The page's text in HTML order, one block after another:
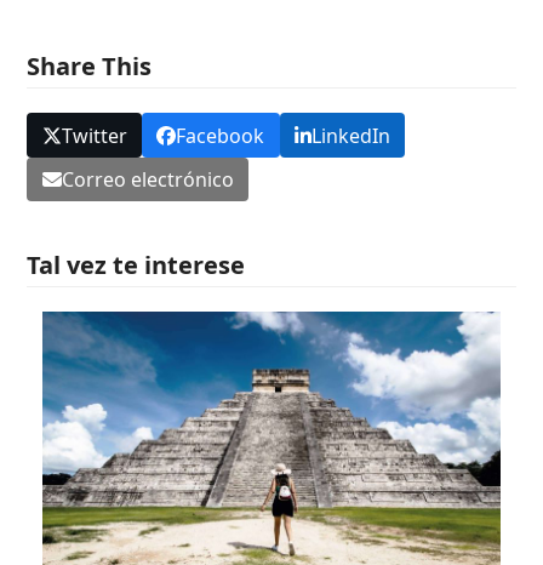
Share This
Twitter Facebook
LinkedIn
Correo electrónico
Tal vez te interese